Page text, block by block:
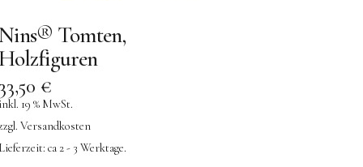
Tomten,
33,50 €
inkl. 19 % MwSt.
Versandkosten
Lieferzeit: ca 2 - 3 Werktage.